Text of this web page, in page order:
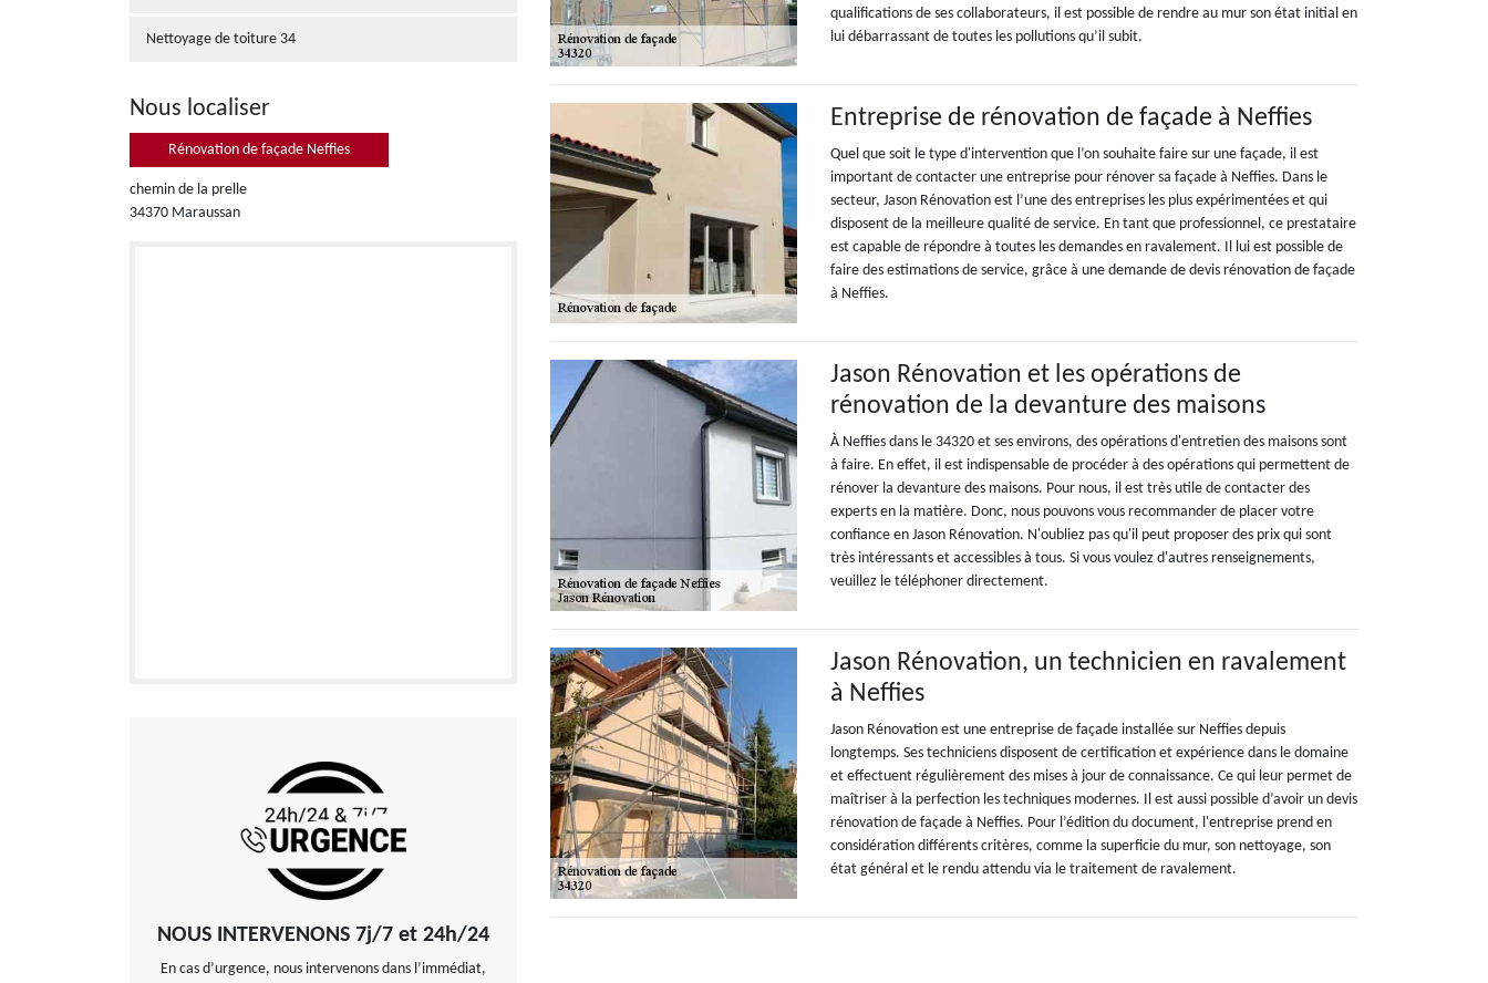
Nettoyage de toiture 34
Nous localiser
Rénovation de façade Neffies
chemin de la prelle
34370 Maraussan
NOUS INTERVENONS 7j/7 et 24h/24
En cas d’urgence, nous intervenons dans l’immédiat,
qualifications de ses collaborateurs, il est possible de rendre au mur son état initial en
lui débarrassant de toutes les pollutions qu’il subit.
Entreprise de rénovation de façade à Neffies
Quel que soit le type d'intervention que l’on souhaite faire sur une façade, il est
important de contacter une entreprise pour rénover sa façade à Neffies. Dans le
secteur, Jason Rénovation est l’une des entreprises les plus expérimentées et qui
disposent de la meilleure qualité de service. En tant que professionnel, ce prestataire
est capable de répondre à toutes les demandes en ravalement. Il lui est possible de
faire des estimations de service, grâce à une demande de devis rénovation de façade
à Neffies.
Jason Rénovation et les opérations de
rénovation de la devanture des maisons
À Neffies dans le 34320 et ses environs, des opérations d'entretien des maisons sont
à faire. En effet, il est indispensable de procéder à des opérations qui permettent de
rénover la devanture des maisons. Pour nous, il est très utile de contacter des
experts en la matière. Donc, nous pouvons vous recommander de placer votre
confiance en Jason Rénovation. N'oubliez pas qu'il peut proposer des prix qui sont
très intéressants et accessibles à tous. Si vous voulez d'autres renseignements,
veuillez le téléphoner directement.
Jason Rénovation, un technicien en ravalement
à Neffies
Jason Rénovation est une entreprise de façade installée sur Neffies depuis
longtemps. Ses techniciens disposent de certification et expérience dans le domaine
et effectuent régulièrement des mises à jour de connaissance. Ce qui leur permet de
maîtriser à la perfection les techniques modernes. Il est aussi possible d’avoir un devis
rénovation de façade à Neffies. Pour l’édition du document, l'entreprise prend en
considération différents critères, comme la superficie du mur, son nettoyage, son
état général et le rendu attendu via le traitement de ravalement.